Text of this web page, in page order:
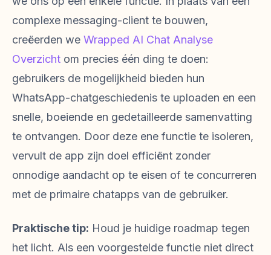
complexe messaging-client te bouwen,
creëerden we Wrapped AI Chat Analyse
Overzicht om precies één ding te doen:
gebruikers de mogelijkheid bieden hun
WhatsApp-chatgeschiedenis te uploaden en een
snelle, boeiende en gedetailleerde samenvatting
te ontvangen. Door deze ene functie te isoleren,
vervult de app zijn doel efficiënt zonder
onnodige aandacht op te eisen of te concurreren
met de primaire chatapps van de gebruiker.
Praktische tip: Houd je huidige roadmap tegen
het licht. Als een voorgestelde functie niet direct